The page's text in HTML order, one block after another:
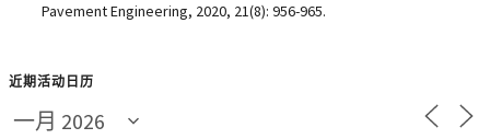
Pavement Engineering, 2020, 21(8): 956-965.
近期活动日历